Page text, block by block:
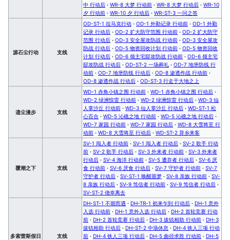
中 行动后 · WR-8 大梦 行动前 · WR-8 大梦 行动后 · WR-10
夕 行动前 · WR-10 夕 行动后 · WR-ST-3 一问之答
源石尘行动 支线
OD-ST-1 拉马克行动 · OD-1 外勤记录 行动前 · OD-1 外勤
记录 行动后 · OD-2 扩大防守范围 行动前 · OD-2 扩大防守
范围 行动后 · OD-3 安全屋攻防战 行动前 · OD-3 安全屋攻
防战 行动后 · OD-5 物资回收计划 行动前 · OD-5 物资回收
计划 行动后 · OD-6 领主宅邸攻防战 行动前 · OD-6 领主宅
邸攻防战 行动后 · OD-ST-2 一场葬礼 · OD-7 地堡防线 行
动前 · OD-7 地堡防线 行动后 · OD-8 渗透作战 行动前 ·
OD-8 渗透作战 行动后 · OD-ST-3 行走于大地之上
遗尘漫步 支线
WD-1 赤角小镇之围 行动前 · WD-1 赤角小镇之围 行动后 ·
WD-2 绿洲惊雷 行动前 · WD-2 绿洲惊雷 行动后 · WD-3 仙
人掌沙丘 行动前 · WD-3 仙人掌沙丘 行动后 · WD-ST-1 松
心百合 · WD-5 沁礁之地 行动前 · WD-5 沁礁之地 行动后 ·
WD-7 家园 行动前 · WD-7 家园 行动后 · WD-8 大雪将至 行
动前 · WD-8 大雪将至 行动后 · WD-ST-2 异乡来客
覆潮之下 支线
SV-1 闯入者 行动前 · SV-1 闯入者 行动后 · SV-2 歌手 行动
前 · SV-2 歌手 行动后 · SV-3 外来者 行动前 · SV-3 外来者
行动后 · SV-4 海洋 行动前 · SV-5 遭弃者 行动后 · SV-6 厌
食 行动前 · SV-6 厌食 行动后 · SV-7 守护者 行动前 · SV-7
守护者 行动后 · SV-ST-1 唤醒噩梦 · SV-8 亲族 行动前 · SV-
8 亲族 行动后 · SV-9 笃信者 行动前 · SV-9 笃信者 行动后 ·
SV-ST-2 侥幸离去
多索雷斯假日 支线
DH-ST-1 不期而遇 · DH-TR-1 初来乍到 行动后 · DH-1 意外
入选 行动前 · DH-1 意外入选 行动后 · DH-2 首轮竞赛 行动
前 · DH-2 首轮竞赛 行动后 · DH-3 拔铳相助 行动前 · DH-3
拔铳相助 行动后 · DH-ST-2 中场休息 · DH-4 铁人三项 行动
前 · DH-4 铁人三项 行动后 · DH-5 曲径求胜 行动前 · DH-5